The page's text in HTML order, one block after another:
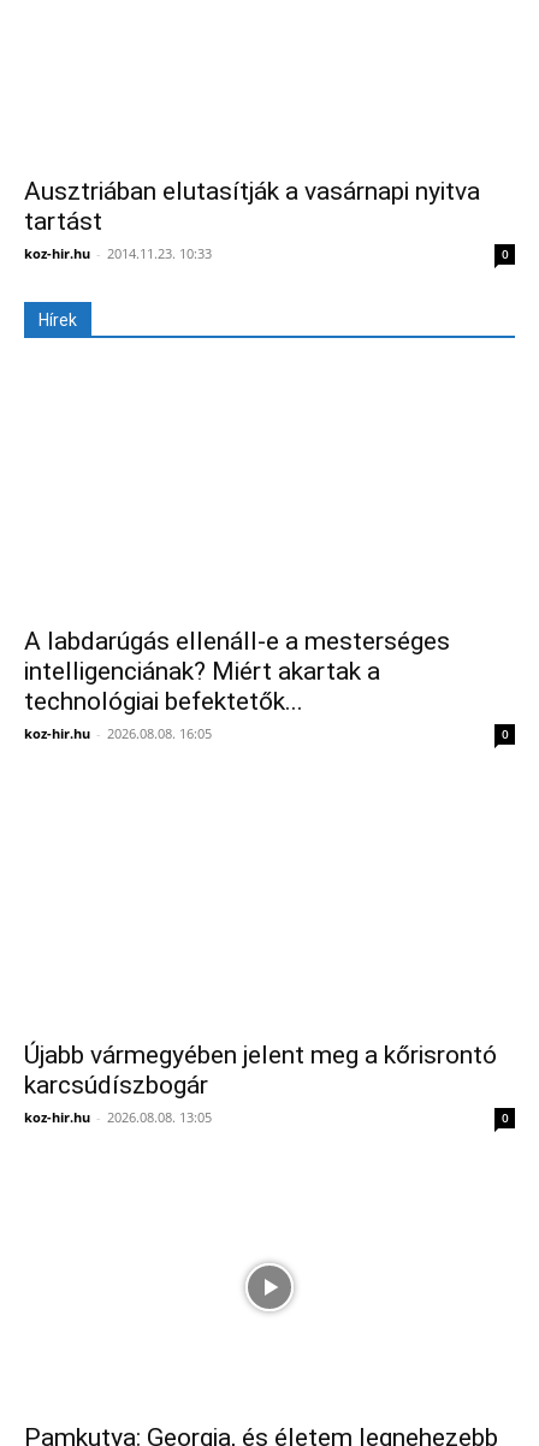
Ausztriában elutasítják a vasárnapi nyitva
tartást
koz-hir.hu - 2014.11.23. 10:33 0
Hírek
A labdarúgás ellenáll-e a mesterséges
intelligenciának? Miért akartak a
technológiai befektetők...
koz-hir.hu - 2026.08.08. 16:05 0
Újabb vármegyében jelent meg a kőrisrontó
karcsúdíszbogár
koz-hir.hu - 2026.08.08. 13:05 0
Pamkutya: Georgia, és életem legnehezebb